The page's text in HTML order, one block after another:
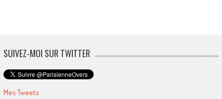
SUIVEZ-MOI SUR TWITTER
Mes Tweets